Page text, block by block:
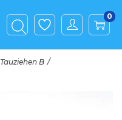
0
Tauziehen B /